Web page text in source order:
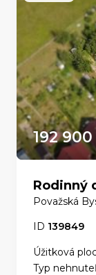
192
Rodinný dom s
Považská
ID 139849
Úžitková
Typ